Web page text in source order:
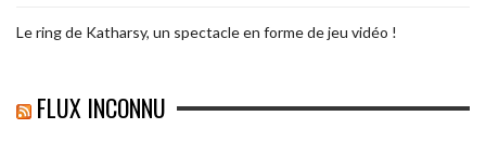
Le ring de Katharsy, un spectacle en forme de jeu vidéo !
FLUX INCONNU